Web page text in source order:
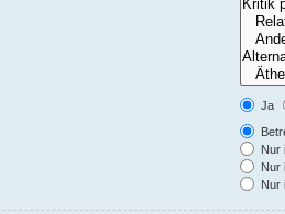
Ja
Nur
Nur
Nur